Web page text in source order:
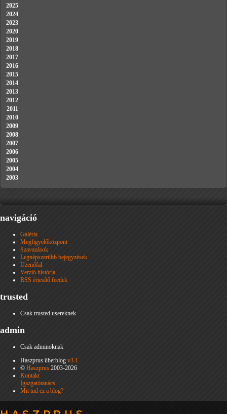
2025
2024
2023
2020
2019
2018
2017
2016
2015
2014
2013
2012
2011
2010
2009
2008
2007
2006
2005
2004
2003
navigáció
Galéria
Megfigyelőközpont
Szavazások
Legnépszerűbb bejegyzések
Üzenőfal
Verzió história
RSS értesítő feedek
trusted
Csak trusted usereknek
admin
Csak adminoknak
Haszprus überblog v3.1
© Haszprus 2003-2026
Kontakt
Igazgatótanács
Mit tud ez a blog?